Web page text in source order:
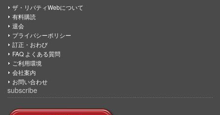
ザ・リバティWebについて
有料購読
退会
プライバシーポリシー
訂正・おわび
FAQ よくある質問
ご利用環境
会社案内
お問い合わせ
subscribe